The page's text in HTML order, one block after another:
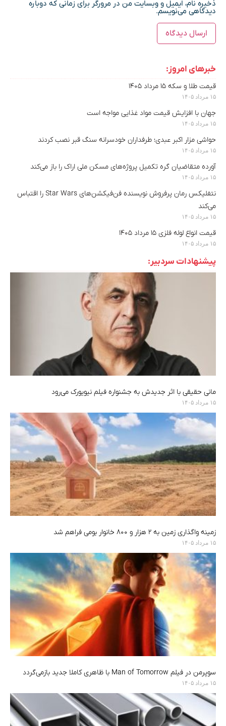
ذخیره نام، ایمیل و وبسایت من در مرورگر برای زمانی که دوباره
دیدگاهی می‌نویسم.
خبرهای امروز:
قیمت طلا و سکه ۱۵ مرداد ۱۴۰۵
۱۵ مرداد ۱۴۰۵
جهان با افزایش قیمت مواد غذایی مواجه است
۱۵ مرداد ۱۴۰۵
حواشی مزار اکبر عبدی؛ طرفداران خودسرانه سنگ قبر نصب کردند
۱۵ مرداد ۱۴۰۵
آورده متقاضیان گره تکمیل پروژه‌های مسکن ملی اراک را باز می‌کند
۱۵ مرداد ۱۴۰۵
نتفلیکس رمان پرفروش نویسنده‌ فن‌فیکشن‌های Star Wars را اقتباس
می‌کند
۱۵ مرداد ۱۴۰۵
قیمت انواع لوله فلزی ۱۵ مرداد ۱۴۰۵
۱۵ مرداد ۱۴۰۵
پیشنهادات سردبیر:
مانی حقیقی با اثر جدیدش به جشنواره فیلم نیویورک می‌رود
۱۵ مرداد ۱۴۰۵
زمینه واگذاری زمین به ۲ هزار و ۸۰۰ خانوار بومی فراهم شد
۱۵ مرداد ۱۴۰۵
سوپرمن در فیلم Man of Tomorrow با ظاهری کاملا جدید بازمی‌گردد
۱۵ مرداد ۱۴۰۵